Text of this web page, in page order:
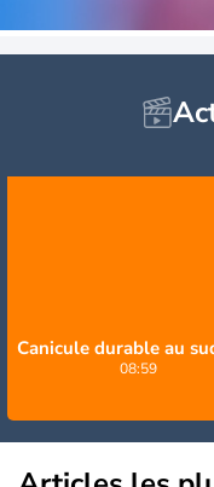
Canicule durable au
08:59